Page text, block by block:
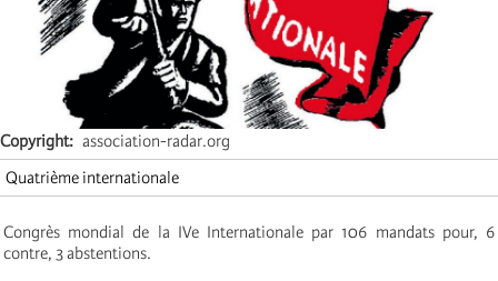
Copyright
association-radar.org
Quatrième internationale
Congrès mondial de la IVe Internationale par 106 mandats pour, 6
contre, 3 abstentions.